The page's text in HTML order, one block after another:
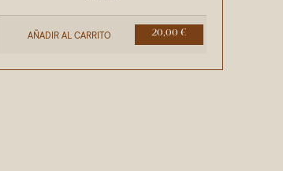
AÑADIR AL CARRITO 20,00 €